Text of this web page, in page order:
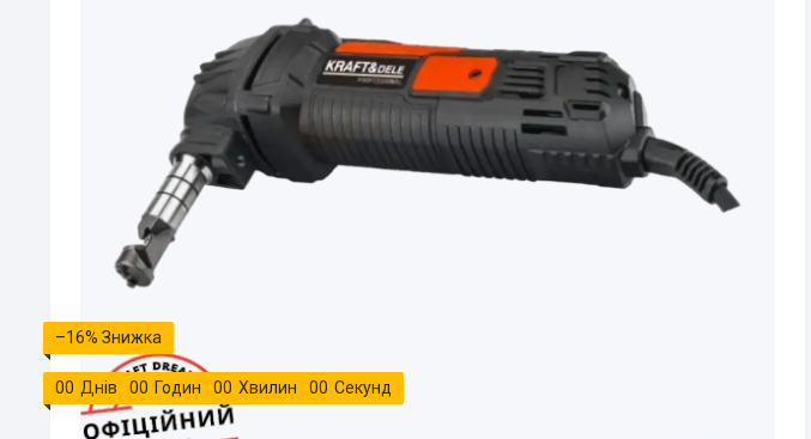
–16%
00 Днів 00 Годин 00 Хвилин 00 Секунд